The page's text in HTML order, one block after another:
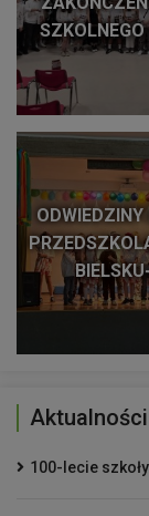
100-lecie szkoły